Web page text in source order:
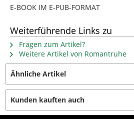
E-BOOK IM E-PUB-FORMAT
Weiterführende Links zu
Fragen zum Artikel?
Weitere Artikel von Romantruhe
Ähnliche Artikel
Kunden kauften auch